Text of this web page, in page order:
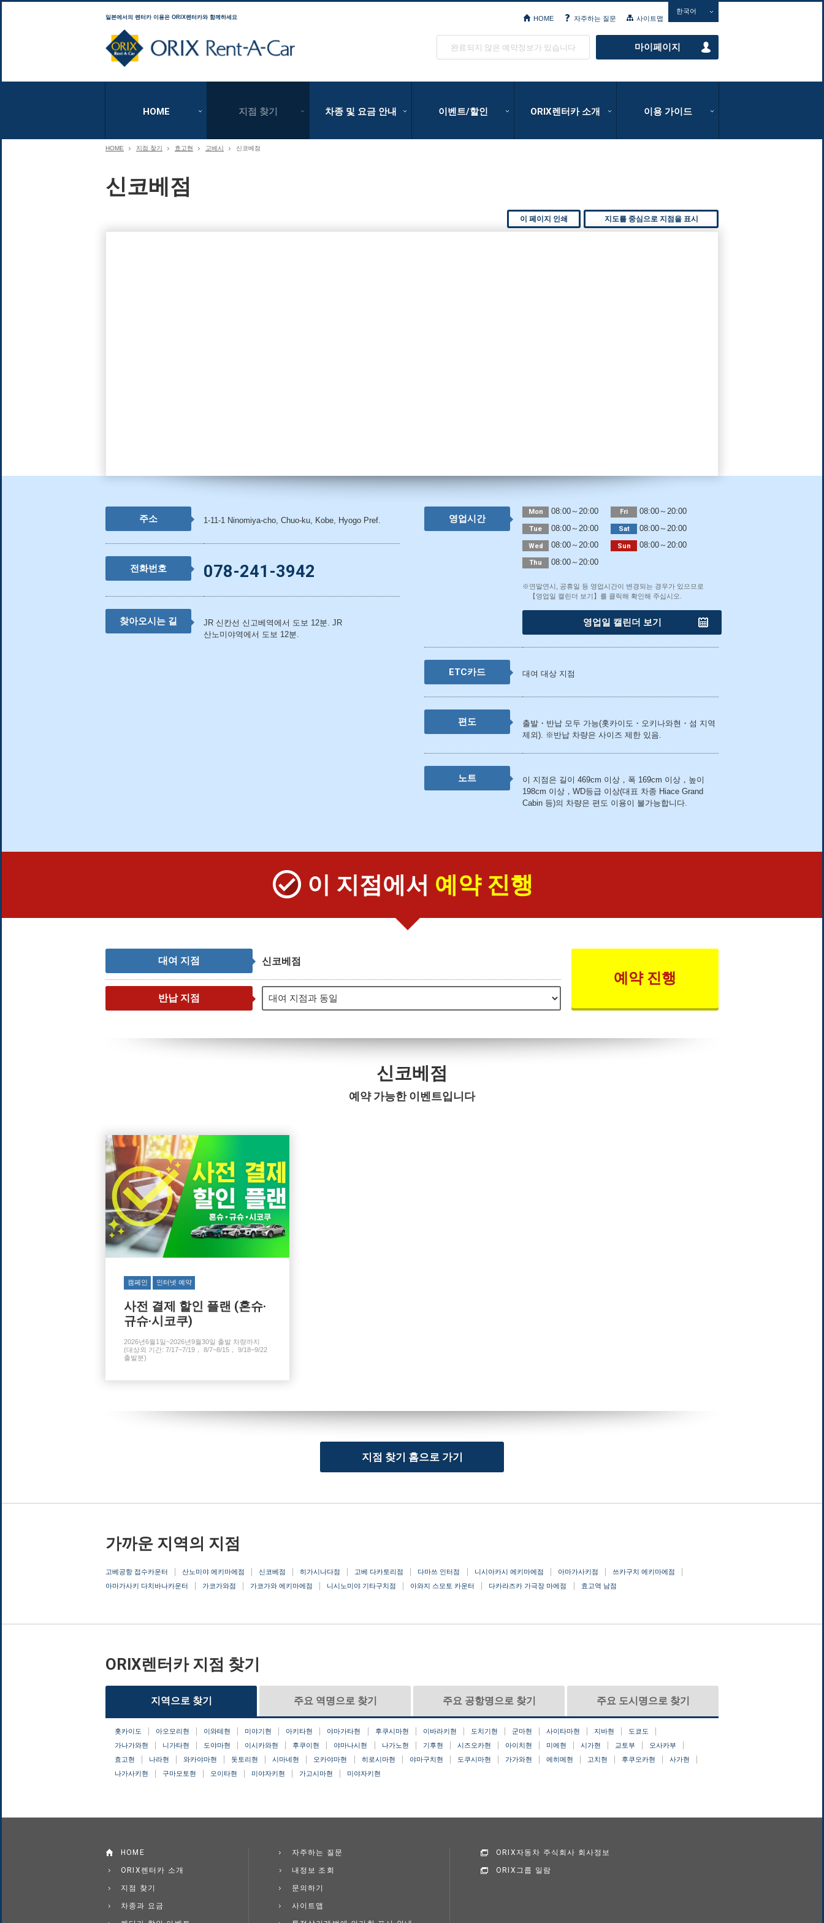
일본에서의 렌터카 이용은 ORIX렌터카와 함께하세요 HOME 자주하는 질문 사이트맵
한국어
완료되지 않은 예약정보가 있습니다 마이페이지
HOME 지점 찾기 차종 및 요금 안내 이벤트/할인 ORIX렌터카 소개 이용 가이드
HOME 지점 찾기 효고현 고베시 신코베점
신코베점
이 페이지 인쇄 지도를 중심으로 지점을 표시
주소 1-11-1 Ninomiya-cho, Chuo-ku, Kobe, Hyogo Pref.
전화번호 078-241-3942
찾아오시는 길
JR 신칸선 신고베역에서 도보 12분. JR
산노미야역에서 도보 12분.
영업시간
Mon 08:00～20:00
Tue 08:00～20:00
Wed 08:00～20:00
Thu 08:00～20:00
Fri 08:00～20:00
Sat 08:00～20:00
Sun 08:00～20:00
※연말연시, 공휴일 등 영업시간이 변경되는 경우가 있으므로
【영업일 캘린더 보기】를 클릭해 확인해 주십시오.
영업일 캘린더 보기
ETC카드 대여 대상 지점
편도
출발・반납 모두 가능(홋카이도・오키나와현・섬 지역
제외). ※반납 차량은 사이즈 제한 있음.
노트
이 지점은 길이 469cm 이상，폭 169cm 이상，높이
198cm 이상，WD등급 이상(대표 차종 Hiace Grand
Cabin 등)의 차량은 편도 이용이 불가능합니다.
이 지점에서 예약 진행
대여 지점 신코베점
반납 지점
신코베점
예약 가능한 이벤트입니다
캠페인 인터넷 예약
사전 결제 할인 플랜 (혼슈·
규슈·시코쿠)
2026년6월1일~2026년9월30일 출발 차량까지
(대상외 기간: 7/17~7/19， 8/7~8/15， 9/18~9/22
출발분)
지점 찾기 홈으로 가기
가까운 지역의 지점
고베공항 접수카운터 산노미야 에키마에점 신코베점 히가시나다점 고베 다카토리점 다마쓰 인터점 니시아카시 에키마에점 아마가사키점
쓰카구치 에키마에점
아마가사키 다치바나카운터
가코가와점 가코가와 에키마에점 니시노미야 기타구치점 아와지 스모토 카운터 다카라즈카 가극장 마에점 효고역 남점
ORIX렌터카 지점 찾기
지역으로 찾기 주요 역명으로 찾기 주요 공항명으로 찾기 주요 도시명으로 찾기
홋카이도 아오모리현 이와테현 미야기현 아키타현 야마가타현 후쿠시마현 이바라키현 도치기현 군마현 사이타마현 지바현
도쿄도
가나가와현
니가타현 도야마현 이시카와현 후쿠이현 야마나시현 나가노현 기후현 시즈오카현 아이치현 미에현 시가현 교토부
오사카부
효고현
나라현 와카야마현 돗토리현 시마네현 오카야마현 히로시마현 야마구치현 도쿠시마현 가가와현 에히메현 고치현 후쿠오카현
사가현
나가사키현
구마모토현 오이타현 미야자키현 가고시마현 미야자키현
HOME
ORIX렌터카 소개
지점 찾기
차종과 요금
자주하는 질문
내정보 조회
문의하기
사이트맵
ORIX자동차 주식회사 회사정보
ORIX그룹 일람